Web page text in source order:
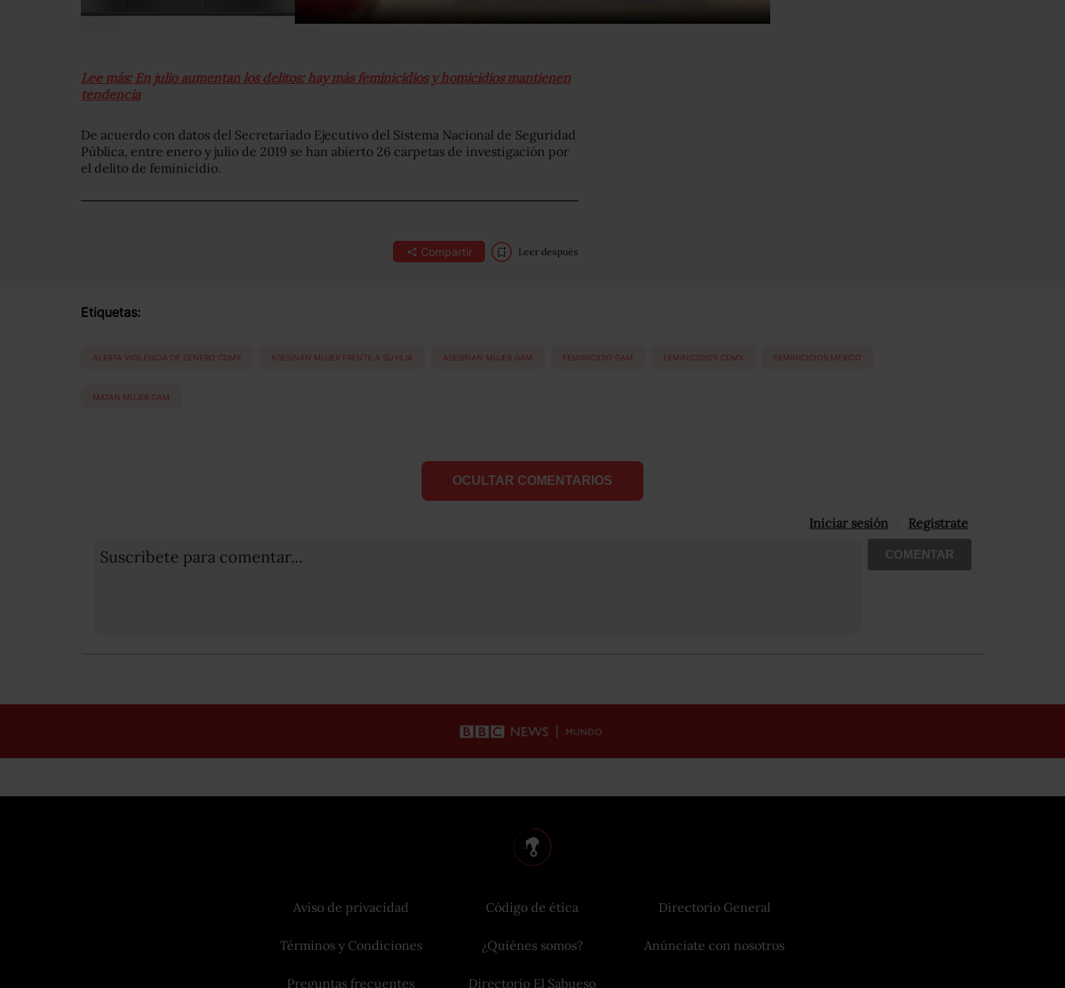
Lee más: En julio aumentan los delitos: hay más feminicidios y homicidios mantienen
tendencia
De acuerdo con datos del Secretariado Ejecutivo del Sistema Nacional de Seguridad
Pública, entre enero y julio de 2019 se han abierto 26 carpetas de investigación por
el delito de feminicidio.
Compartir Leer después
Etiquetas:
ALERTA VIOLENCIA DE GENERO CDMX ASESINAN MUJER FRENTE A SU HIJA ASESINAN MUJER GAM FEMINICIDIO GAM FEMINICIDIOS CDMX FEMINICIDIOS MEXICO
MATAN MUJER GAM
OCULTAR COMENTARIOS
Iniciar sesión Registrate
Suscribete para comentar... COMENTAR
Aviso de privacidad
Términos y Condiciones
Preguntas frecuentes
Código de ética
¿Quiénes somos?
Directorio El Sabueso
Directorio General
Anúnciate con nosotros